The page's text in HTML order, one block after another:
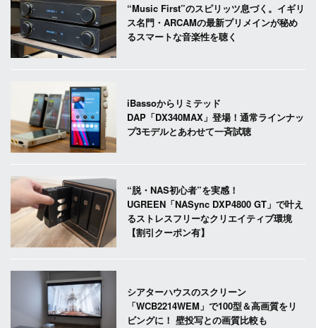
“Music First”のスピリッツ息づく。イギリ
ス名門・ARCAMの最新プリメインが秘め
るスマートな音楽性を聴く
iBassoからリミテッド
DAP「DX340MAX」登場！通常ラインナッ
プ3モデルとあわせて一斉試聴
“脱・NAS初心者”を実感！
UGREEN「NASync DXP4800 GT」で叶え
るストレスフリーなクリエイティブ環境
【割引クーポン有】
シアターハウスのスクリーン
「WCB2214WEM」で100型＆高画質をリ
ビングに！ 壁投写との画質比較も